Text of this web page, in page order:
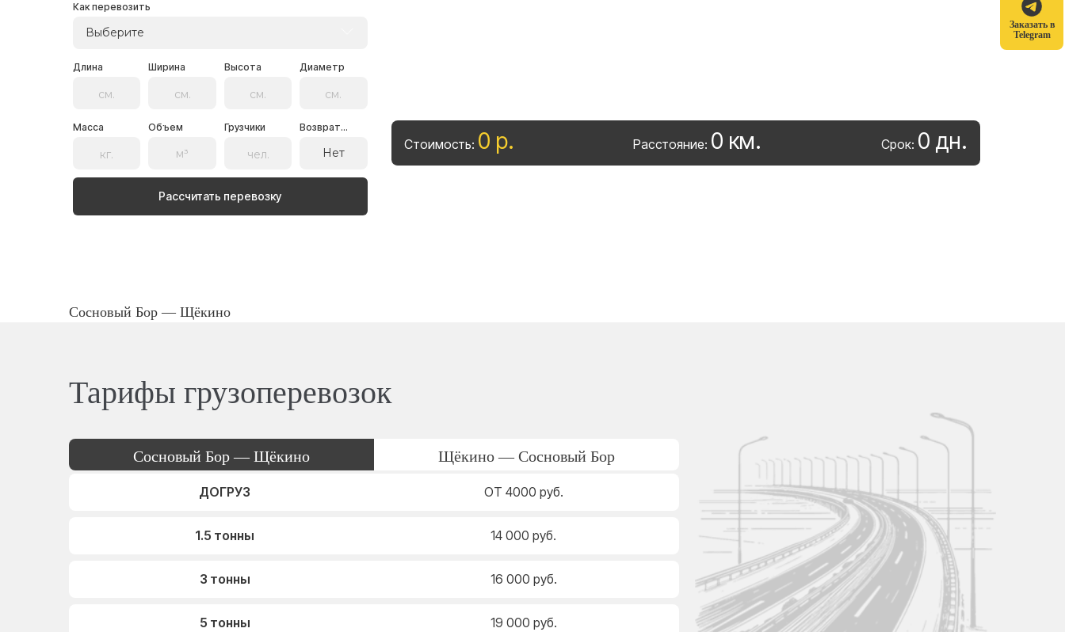
Заказать в
Telegram
Как перевозить
Выберите
Длина Ширина Высота Диаметр
Масса Объем Грузчики Возврат...
Нет
Рассчитать перевозку
Стоимость: 0 р. Расстояние: 0 км. Срок: 0 дн.
Сосновый Бор — Щёкино
Тарифы грузоперевозок
Сосновый Бор — Щёкино Щёкино — Сосновый Бор
ДОГРУЗ ОТ 4000 руб.
1.5 тонны 14 000 руб.
3 тонны 16 000 руб.
5 тонны 19 000 руб.